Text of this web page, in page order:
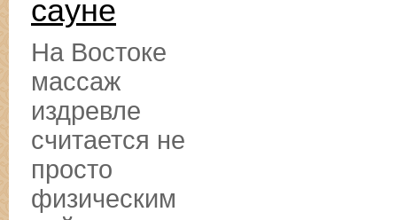
сауне
На Востоке
массаж
издревле
считается не
просто
физическим